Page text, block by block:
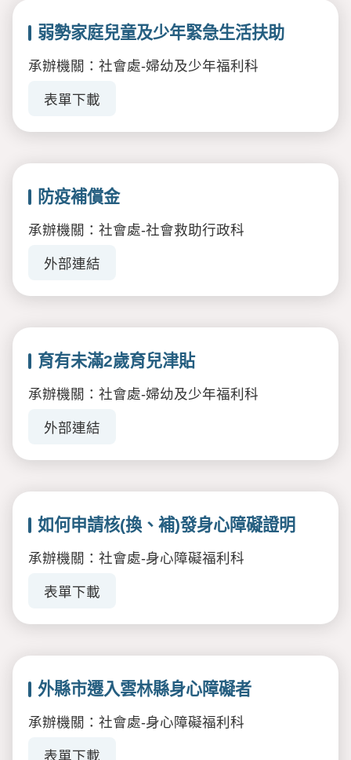
弱勢家庭兒童及少年緊急生活扶助
承辦機關：社會處-婦幼及少年福利科
表單下載
防疫補償金
承辦機關：社會處-社會救助行政科
外部連結
育有未滿2歲育兒津貼
承辦機關：社會處-婦幼及少年福利科
外部連結
如何申請核(換、補)發身心障礙證明
承辦機關：社會處-身心障礙福利科
表單下載
外縣市遷入雲林縣身心障礙者
承辦機關：社會處-身心障礙福利科
表單下載